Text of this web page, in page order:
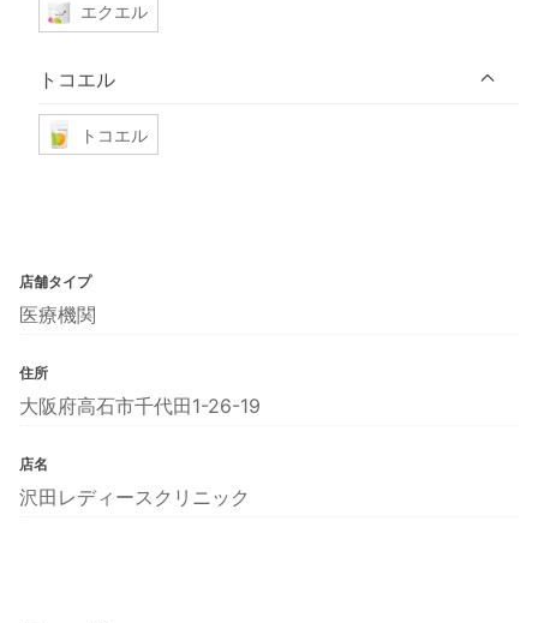
エクエル
トコエル
トコエル
店舗タイプ
医療機関
住所
大阪府高石市千代田1-26-19
店名
沢田レディースクリニック